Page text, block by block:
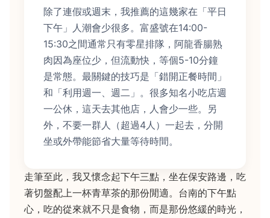
除了連假或週末，我推薦的這幾家在「平日
下午」人潮會少很多。富盛號在14:00-
15:30之間通常只有零星排隊，阿龍香腸熟
肉因為座位少，但流動快，等個5-10分鐘
是常態。最關鍵的技巧是「錯開正餐時間」
和「利用週一、週二」。很多知名小吃店週
一公休，這天去其他店，人會少一些。另
外，不要一群人（超過4人）一起去，分開
坐或外帶能節省大量等待時間。
走筆至此，我又懷念起下午三點，坐在保安路邊，吃
著切盤配上一杯青草茶的那份閒適。台南的下午點
心，吃的從來就不只是食物，而是那份悠緩的時光，